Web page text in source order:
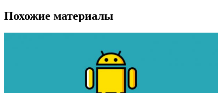
Похожие материалы